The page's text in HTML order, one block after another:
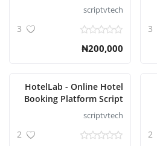
scriptvtech
₦200,000
2
HotelLab - Online Hotel
Booking Platform Script
scriptvtech